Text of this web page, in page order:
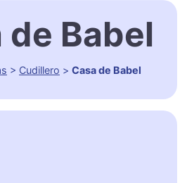
de Babel
> Cudillero > Casa de Babel